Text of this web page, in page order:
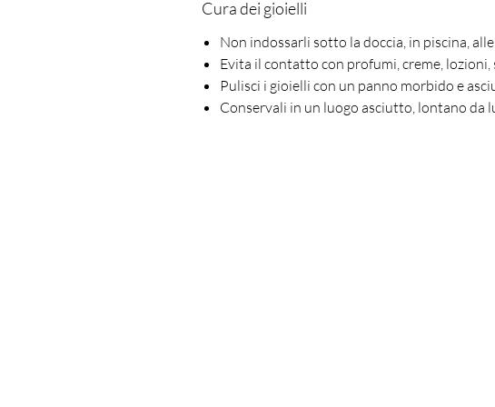
Cura dei gioielli
Non indossarli sotto la doccia, in piscina,
Evita il contatto con profumi, creme, lozioni,
Pulisci i gioielli con un panno morbido e
Conservali in un luogo asciutto, lontano da